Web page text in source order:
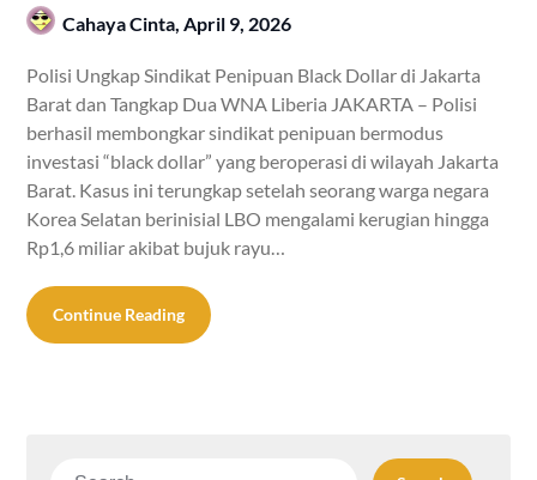
Cahaya Cinta, April 9, 2026
Polisi Ungkap Sindikat Penipuan Black Dollar di Jakarta
Barat dan Tangkap Dua WNA Liberia JAKARTA – Polisi
berhasil membongkar sindikat penipuan bermodus
investasi “black dollar” yang beroperasi di wilayah Jakarta
Barat. Kasus ini terungkap setelah seorang warga negara
Korea Selatan berinisial LBO mengalami kerugian hingga
Rp1,6 miliar akibat bujuk rayu…
Continue Reading
Search